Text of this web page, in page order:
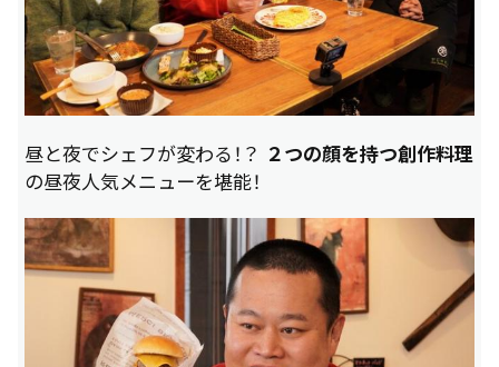
昼と夜でシェフが変わる！？ ２つの顔を持つ創作料理
の昼夜人気メニューを堪能！